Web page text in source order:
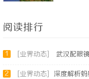
阅读排行
1 [业界动态] 武汉配眼
2 [业界动态] 深度解析蚂蚁影视：